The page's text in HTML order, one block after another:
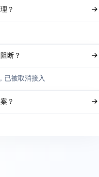
？
断？
已被取消接入
？